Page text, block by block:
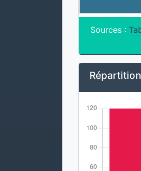
Sources :